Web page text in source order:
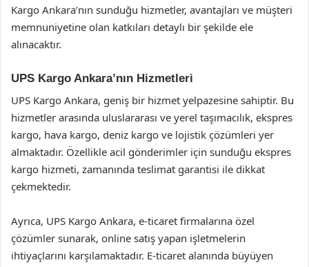
Kargo Ankara’nın sunduğu hizmetler, avantajları ve müşteri
memnuniyetine olan katkıları detaylı bir şekilde ele
alınacaktır.
UPS Kargo Ankara’nın Hizmetleri
UPS Kargo Ankara, geniş bir hizmet yelpazesine sahiptir. Bu
hizmetler arasında uluslararası ve yerel taşımacılık, ekspres
kargo, hava kargo, deniz kargo ve lojistik çözümleri yer
almaktadır. Özellikle acil gönderimler için sunduğu ekspres
kargo hizmeti, zamanında teslimat garantisi ile dikkat
çekmektedir.
Ayrıca, UPS Kargo Ankara, e-ticaret firmalarına özel
çözümler sunarak, online satış yapan işletmelerin
ihtiyaçlarını karşılamaktadır. E-ticaret alanında büyüyen